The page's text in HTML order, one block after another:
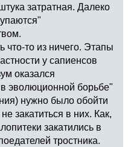
затратная. Далеко
что-то из ничего. Этапы
у сапиенсов
оказался
эволюционной борьбе"
нужно было обойти
не закатиться в них. Как,
закатились в
тростника.